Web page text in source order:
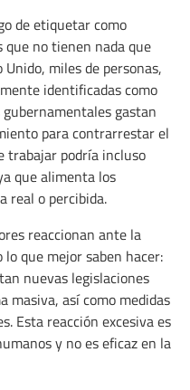
de etiquetar como
que no tienen nada que
miles de personas,
identificadas como
gastan
para contrarrestar el
trabajar podría incluso
que alimenta los
real o percibida.
reaccionan ante la
que mejor saben hacer:
nuevas legislaciones
masiva, así como medidas
Esta reacción excesiva es
y no es eficaz en la